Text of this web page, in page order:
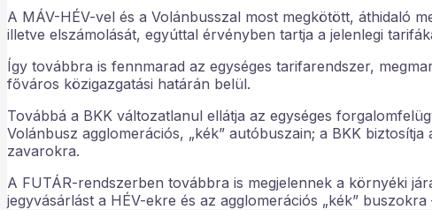
A MÁV-HÉV-vel és a Volánbusszal most megkötött, áthidaló
illetve elszámolását, egyúttal érvényben tartja a jelenlegi
Így továbbra is fennmarad az egységes tarifarendszer,
főváros közigazgatási határán belül.
Továbbá a BKK változatlanul ellátja az egységes
Volánbusz agglomerációs, „kék” autóbuszain; a BKK
zavarokra.
A FUTÁR-rendszerben továbbra is megjelennek a környéki
jegyvásárlást a HÉV-ekre és az agglomerációs „kék”